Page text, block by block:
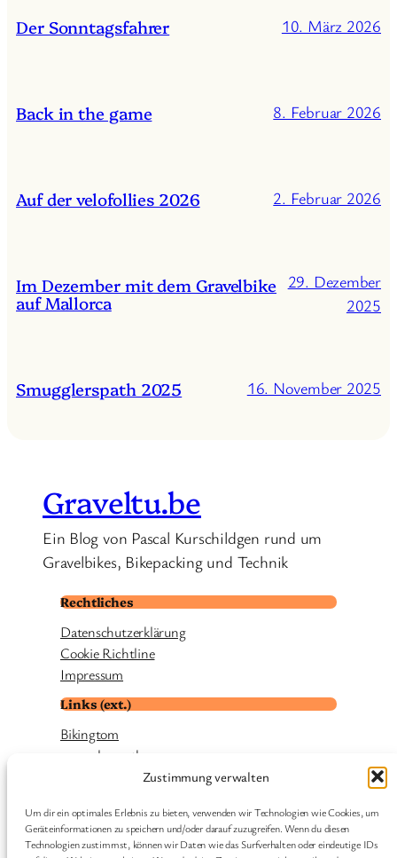
Zustimmung verwalten
Um dir ein optimales Erlebnis zu bieten, verwenden wir Technologien wie Cookies, um
Geräteinformationen zu speichern und/oder darauf zuzugreifen. Wenn du diesen
Technologien zustimmst, können wir Daten wie das Surfverhalten oder eindeutige IDs
Der Sonntagsfahrer 10. März 2026
Back in the game 8. Februar 2026
Auf der velofollies 2026 2. Februar 2026
Im Dezember mit dem Gravelbike
auf Mallorca
29. Dezember
2025
Smugglerspath 2025 16. November 2025
Graveltu.be
Ein Blog von Pascal Kurschildgen rund um
Gravelbikes, Bikepacking und Technik
Rechtliches
Datenschutzerklärung
Cookie Richtline
Impressum
Links (ext.)
Bikingtom
smugglerspath
Regines Radsalon
velohome